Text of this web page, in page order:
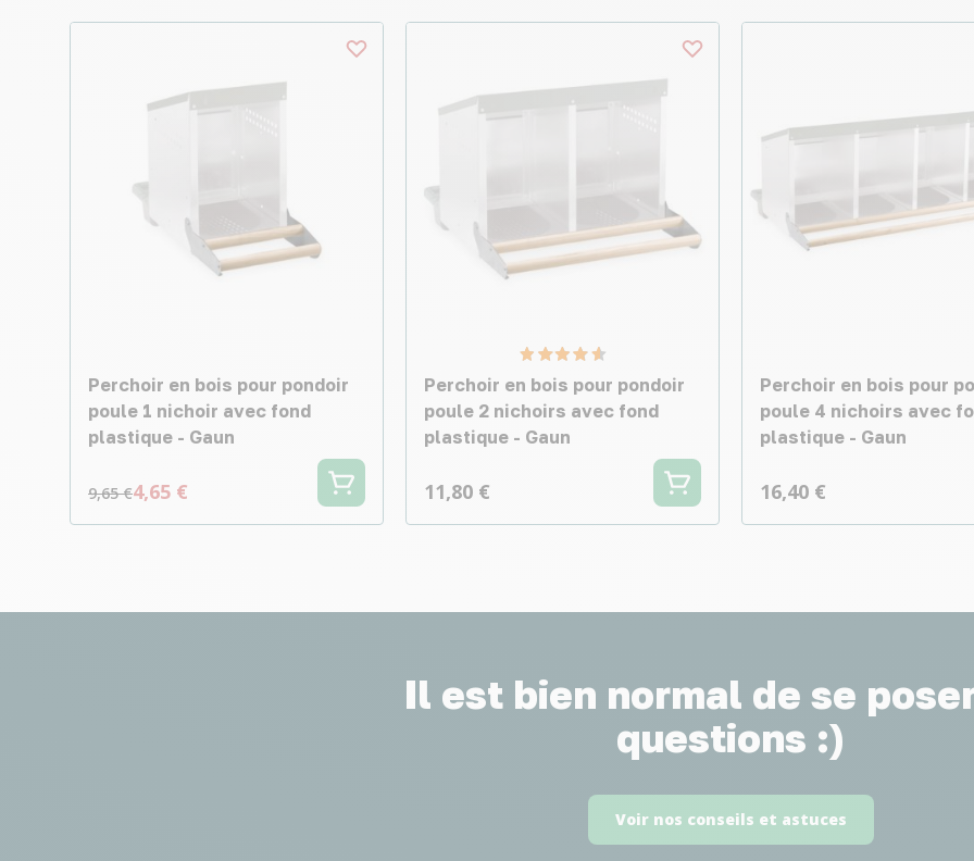
Perchoir en bois pour pondoir
poule 1 nichoir avec fond
plastique - Gaun
9,65 €4,65 €
Perchoir en bois pour pondoir
poule 2 nichoirs avec fond
plastique - Gaun
11,80 €
Perchoir en bois pour
poule 4 nichoirs avec
plastique - Gaun
16,40 €
Il est bien normal de se
questions :)
Voir nos conseils et astuces